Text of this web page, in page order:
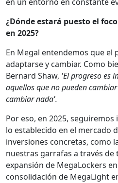
¿Dónde estará puesto el
en 2025?
En Megal entendemos que el
adaptarse y cambiar. Como
Bernard Shaw, 'El progreso es
aquellos que no pueden
cambiar nada'.
Por eso, en 2025,
lo establecido en el mercado
inversiones concretas, como
nuestras garrafas a través de
expansión de MegaLockers
consolidación de MegaLight